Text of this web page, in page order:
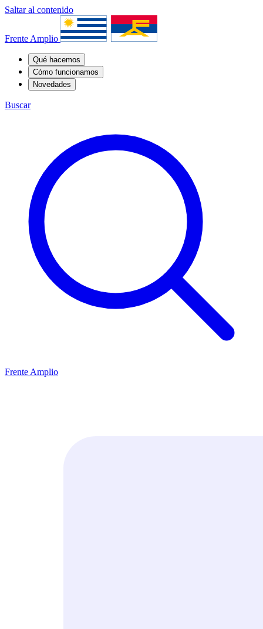
Saltar al contenido
Frente Amplio
Qué hacemos
Cómo funcionamos
Novedades
Buscar
Frente Amplio